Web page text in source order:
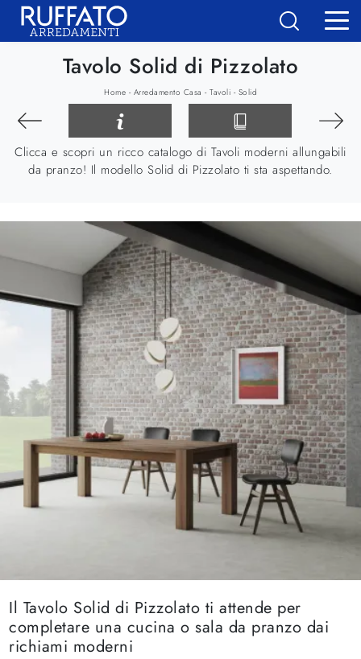
Tavolo Solid di Pizzolato
Home - Arredamento Casa - Tavoli - Solid
Clicca e scopri un ricco catalogo di Tavoli moderni allungabili
da pranzo! Il modello Solid di Pizzolato ti sta aspettando.
Il Tavolo Solid di Pizzolato ti attende per
completare una cucina o sala da pranzo dai
richiami moderni